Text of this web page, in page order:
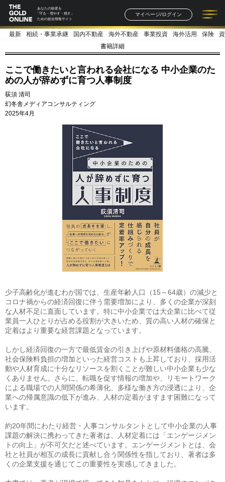
あなたの財産を
「守る・増やす・残す」
ための総合情報サイト
マイページ/ログイン
記事一覧 連載一覧
著者一覧 書籍一覧
最新 相続・事業承継 国内不動産 海外不動産 事業投資 海外活用 保険
書籍詳細
ここで働きたいと言われる会社になる 中小企業のた
めの人が辞めずに育つ人事制度
荻須 清司
幻冬舎メディアコンサルティング
2025年4月
少子高齢化が進むわが国では、生産年齢人口（15～64歳）の減少と
コロナ禍からの経済回復に伴う需要増加により、多くの企業が深刻
な人材不足に直面しています。特に中小企業では大企業に比べて従
業員一人ひとりが占める役割が大きいため、質の高い人材の確保と
定着はより重要な経営課題となっています。
しかし経済回復の一方で最低賃金の引き上げや原材料価格の高騰、
社会保険料負担の増加といった経営コストも上昇しており、採用活
動や人材育成に十分なリソースを割くことが難しい中小企業も少な
くありません。さらに、転職を促す情報の増加や、リモートワーク
による職場での人間関係の希薄化、多様な働き方の浸透により、企
業への帰属意識の低下が進み、人材の定着がますます困難になって
います。
約20年間にわたり経営・人事コンサルタントとして中小企業の人事
課題の解決に携わってきた著者は、人材定着には「エンゲージメン
トの向上」が不可欠だと述べています。エンゲージメントとは、会
社と社員が相互の成長に貢献し合う関係性を指しており、著者は多
くの企業支援を通じてこの重要性を実感してきました。